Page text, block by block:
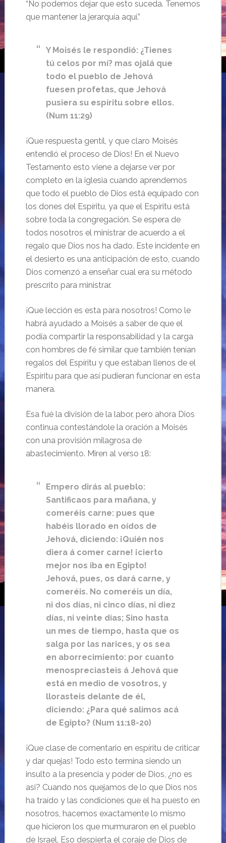
“No podemos dejar que esto suceda. Tenemos
que mantener la jerarquía aquí.”
Y Moisés le respondió: ¿Tienes
tú celos por mí? mas ojalá que
todo el pueblo de Jehová
fuesen profetas, que Jehová
pusiera su espíritu sobre ellos.
(Num 11:29)
¡Que respuesta gentíl, y que claro Moisés
entendió el proceso de Dios! En el Nuevo
Testamento esto viene a dejarse ver por
completo en la iglesia cuando aprendemos
que todo el pueblo de Dios está equipado con
los dones del Espíritu, ya que el Espíritu está
sobre toda la congregación. Se espera de
todos nosotros el ministrar de acuerdo a el
regalo que Dios nos ha dado. Este incidente en
el desierto es una anticipación de esto, cuando
Dios comenzó a enseñar cual era su método
prescrito para ministrar.
¡Que lección es esta para nosotros! Como le
habrá ayudado a Moisés a saber de que el
podía compartir la responsabilidad y la carga
con hombres de fé similar que también tenían
regalos del Espíritu y que estaban llenos de el
Espíritu para que así pudieran funcionar en esta
manera.
Esa fué la división de la labor, pero ahora Dios
continua contestándole la oración a Moisés
con una provisión milagrosa de
abastecimiento. Miren al verso 18:
Empero dirás al pueblo:
Santificaos para mañana, y
comeréis carne: pues que
habéis llorado en oídos de
Jehová, diciendo: ¡Quién nos
diera á comer carne! ¡cierto
mejor nos iba en Egipto!
Jehová, pues, os dará carne, y
comeréis. No comeréis un día,
ni dos días, ni cinco días, ni diez
días, ni veinte días; Sino hasta
un mes de tiempo, hasta que os
salga por las narices, y os sea
en aborrecimiento: por cuanto
menospreciasteis á Jehová que
está en medio de vosotros, y
llorasteis delante de él,
diciendo: ¿Para qué salimos acá
de Egipto? (Num 11:18-20)
¡Que clase de comentario en espíritu de criticar
y dar quejas! Todo esto termina siendo un
insulto a la presencia y poder de Dios, ¿no es
asi? Cuando nos quejamos de lo que Dios nos
ha traído y las condiciones que el ha puesto en
nosotros, hacemos exactamente lo mismo
que hicieron los que murmuraron en el pueblo
de Israel. Eso despierta el coraje de Dios de